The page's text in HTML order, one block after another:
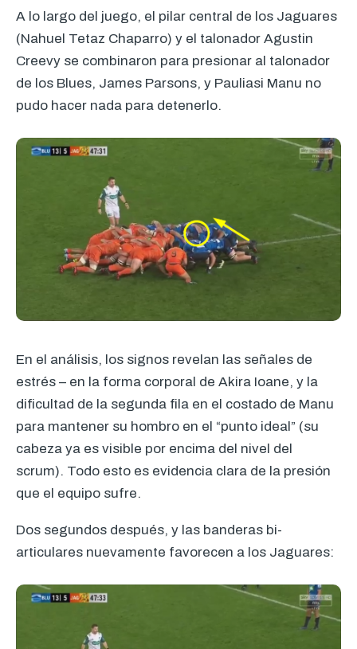
A lo largo del juego, el pilar central de los Jaguares
(Nahuel Tetaz Chaparro) y el talonador Agustin
Creevy se combinaron para presionar al talonador
de los Blues, James Parsons, y Pauliasi Manu no
pudo hacer nada para detenerlo.
En el análisis, los signos revelan las señales de
estrés – en la forma corporal de Akira Ioane, y la
dificultad de la segunda fila en el costado de Manu
para mantener su hombro en el “punto ideal” (su
cabeza ya es visible por encima del nivel del
scrum). Todo esto es evidencia clara de la presión
que el equipo sufre.
Dos segundos después, y las banderas bi-
articulares nuevamente favorecen a los Jaguares: